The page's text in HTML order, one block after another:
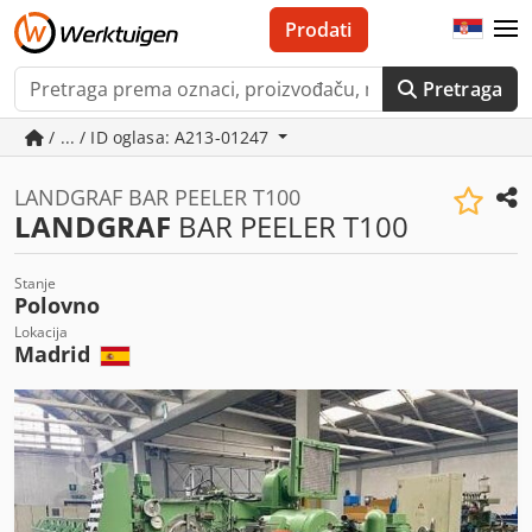
Pretraga
Prodati
/ ... / ID oglasa: A213-01247
LANDGRAF BAR PEELER T100
LANDGRAF BAR PEELER T100
Stanje
Polovno
Lokacija
Madrid